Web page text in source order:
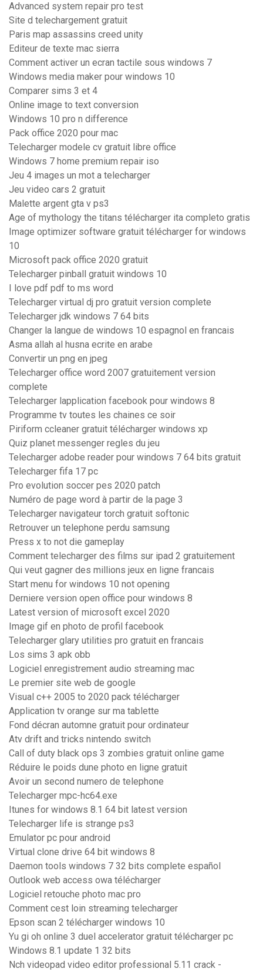
Advanced system repair pro test
Site d telechargement gratuit
Paris map assassins creed unity
Editeur de texte mac sierra
Comment activer un ecran tactile sous windows 7
Windows media maker pour windows 10
Comparer sims 3 et 4
Online image to text conversion
Windows 10 pro n difference
Pack office 2020 pour mac
Telecharger modele cv gratuit libre office
Windows 7 home premium repair iso
Jeu 4 images un mot a telecharger
Jeu video cars 2 gratuit
Malette argent gta v ps3
Age of mythology the titans télécharger ita completo gratis
Image optimizer software gratuit télécharger for windows
10
Microsoft pack office 2020 gratuit
Telecharger pinball gratuit windows 10
I love pdf pdf to ms word
Telecharger virtual dj pro gratuit version complete
Telecharger jdk windows 7 64 bits
Changer la langue de windows 10 espagnol en francais
Asma allah al husna ecrite en arabe
Convertir un png en jpeg
Telecharger office word 2007 gratuitement version
complete
Telecharger lapplication facebook pour windows 8
Programme tv toutes les chaines ce soir
Piriform ccleaner gratuit télécharger windows xp
Quiz planet messenger regles du jeu
Telecharger adobe reader pour windows 7 64 bits gratuit
Telecharger fifa 17 pc
Pro evolution soccer pes 2020 patch
Numéro de page word à partir de la page 3
Telecharger navigateur torch gratuit softonic
Retrouver un telephone perdu samsung
Press x to not die gameplay
Comment telecharger des films sur ipad 2 gratuitement
Qui veut gagner des millions jeux en ligne francais
Start menu for windows 10 not opening
Derniere version open office pour windows 8
Latest version of microsoft excel 2020
Image gif en photo de profil facebook
Telecharger glary utilities pro gratuit en francais
Los sims 3 apk obb
Logiciel enregistrement audio streaming mac
Le premier site web de google
Visual c++ 2005 to 2020 pack télécharger
Application tv orange sur ma tablette
Fond décran automne gratuit pour ordinateur
Atv drift and tricks nintendo switch
Call of duty black ops 3 zombies gratuit online game
Réduire le poids dune photo en ligne gratuit
Avoir un second numero de telephone
Telecharger mpc-hc64.exe
Itunes for windows 8.1 64 bit latest version
Telecharger life is strange ps3
Emulator pc pour android
Virtual clone drive 64 bit windows 8
Daemon tools windows 7 32 bits complete español
Outlook web access owa télécharger
Logiciel retouche photo mac pro
Comment cest loin streaming telecharger
Epson scan 2 télécharger windows 10
Yu gi oh online 3 duel accelerator gratuit télécharger pc
Windows 8.1 update 1 32 bits
Nch videopad video editor professional 5.11 crack -